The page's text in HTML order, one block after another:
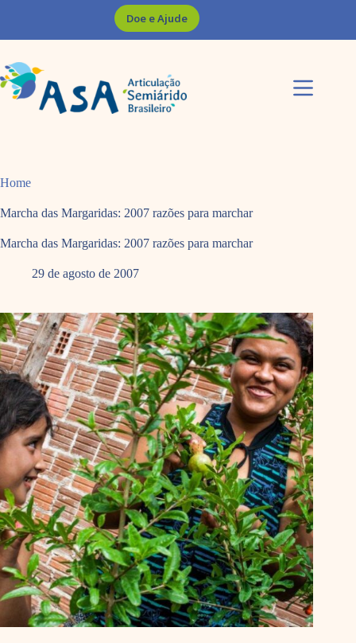
Doe e Ajude
Home
Marcha das Margaridas: 2007 razões para marchar
Marcha das Margaridas: 2007 razões para marchar
29 de agosto de 2007